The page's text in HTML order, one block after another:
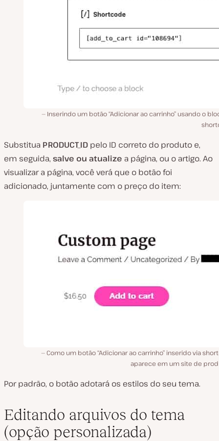
Inserindo um botão “Adicionar ao carrinho” usando o
Substitua PRODUCT_ID pelo ID correto do produto e,
em seguida, salve ou atualize a página, ou o artigo. Ao
visualizar a página, você verá que o botão foi
adicionado, juntamente com o preço do item:
Como um botão “Adicionar ao carrinho” inserido via
aparece em um site de
Por padrão, o botão adotará os estilos do seu tema.
Editando arquivos do tema
(opção personalizada)